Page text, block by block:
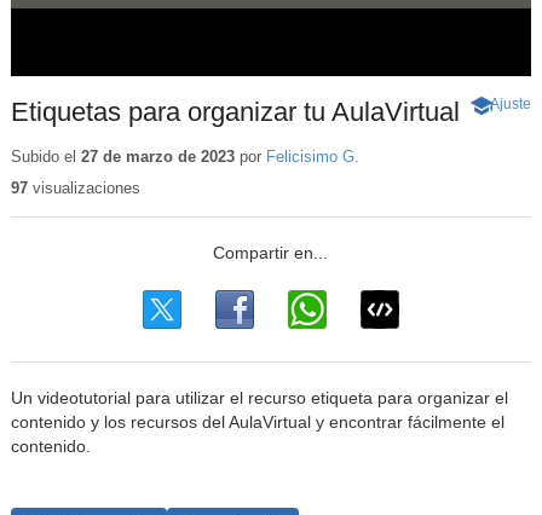
Etiquetas para organizar tu AulaVirtual
-
Ajuste
Subido el 27 de marzo de 2023por Felicisimo G.
97visualizaciones
Un videotutorial para utilizar el recurso etiqueta para organizar el
contenido y los recursos del AulaVirtual y encontrar fácilmente el
contenido.